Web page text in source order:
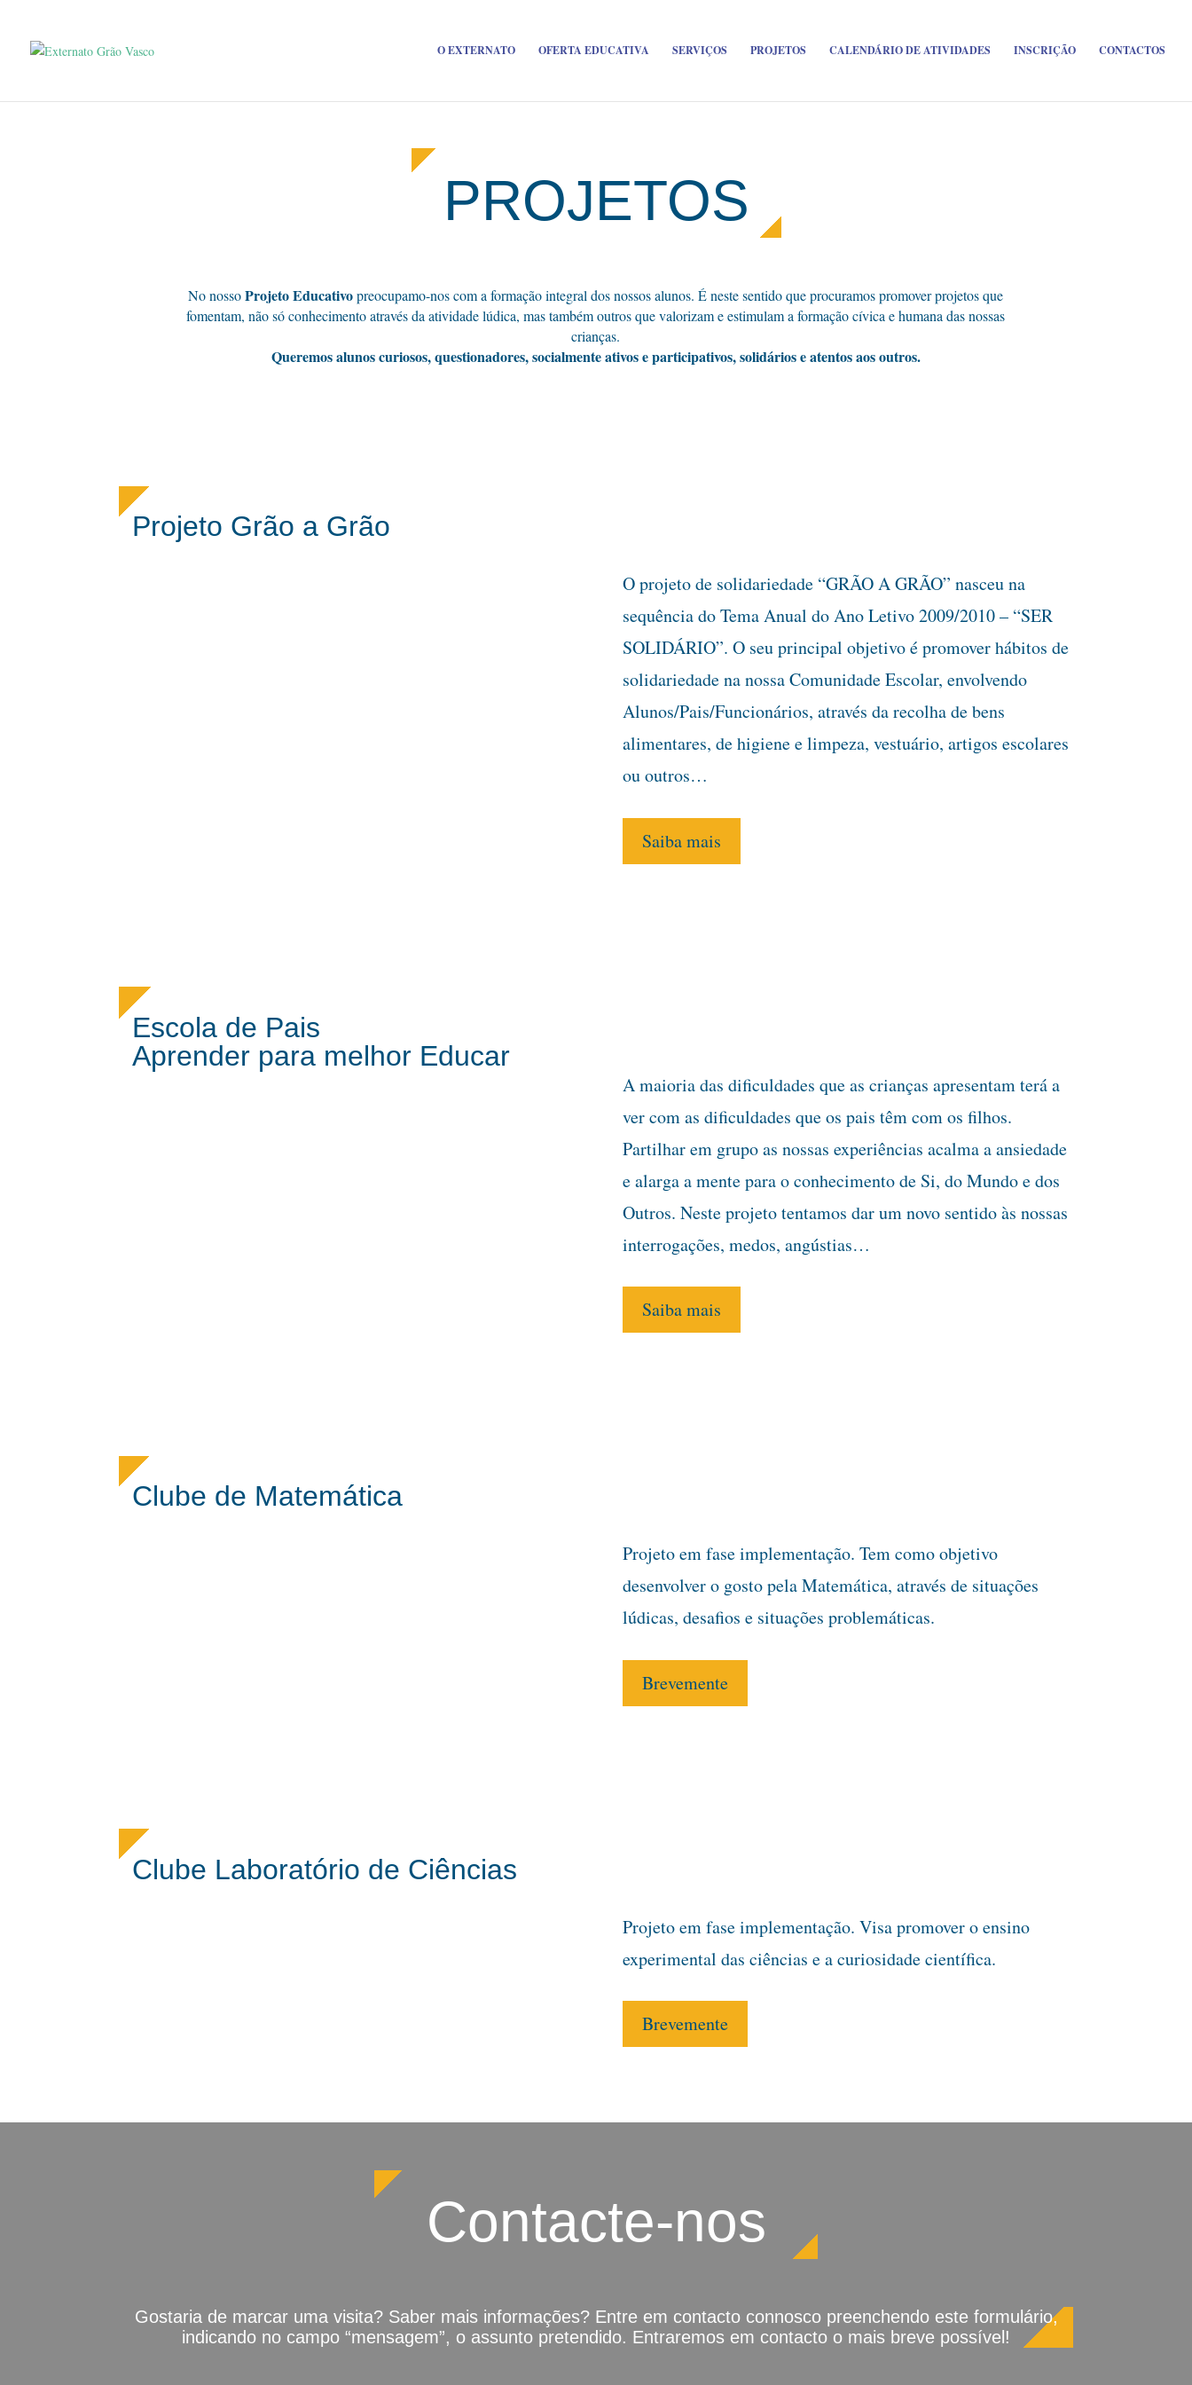
O EXTERNATO OFERTA EDUCATIVA SERVIÇOS PROJETOS CALENDÁRIO DE ATIVIDADES INSCRIÇÃO CONTACTOS
PROJETOS
No nossoProjeto Educativopreocupamo-nos com a formação integral dos nossos alunos. É neste sentido que procuramos promover projetos que
fomentam, não só conhecimento através da atividade lúdica, mas também outros que valorizam e estimulam a formação cívica e humana das nossas
crianças.
Queremos alunos curiosos, questionadores, socialmente ativos e participativos, solidários e atentos aos outros.
Projeto Grão a Grão
O projeto de solidariedade “GRÃO A GRÃO” nasceu na
sequência do Tema Anual do Ano Letivo 2009/2010 – “SER
SOLIDÁRIO”. O seu principal objetivo é promover hábitos de
solidariedade na nossa Comunidade Escolar, envolvendo
Alunos/Pais/Funcionários, através da recolha de bens
alimentares, de higiene e limpeza, vestuário, artigos escolares
ou outros…
Saiba mais
Escola de Pais
Aprender para melhor Educar
A maioria das dificuldades que as crianças apresentam terá a
ver com as dificuldades que os pais têm com os filhos.
Partilhar em grupo as nossas experiências acalma a ansiedade
e alarga a mente para o conhecimento de Si, do Mundo e dos
Outros. Neste projeto tentamos dar um novo sentido às nossas
interrogações, medos, angústias…
Saiba mais
Clube de Matemática
Projeto em fase implementação. Tem como objetivo
desenvolver o gosto pela Matemática, através de situações
lúdicas, desafios e situações problemáticas.
Brevemente
Clube Laboratório de Ciências
Projeto em fase implementação. Visa promover o ensino
experimental das ciências e a curiosidade científica.
Brevemente
Contacte-nos
Gostaria de marcar uma visita? Saber mais informações? Entre em contacto connosco preenchendo este formulário,
indicando no campo “mensagem”, o assunto pretendido. Entraremos em contacto o mais breve possível!